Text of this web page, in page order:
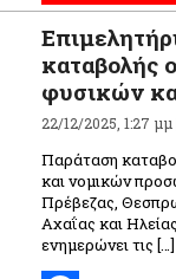
καταβολής
φυσικών
22/12/2025, 1:27
Παράταση
και νομικών
Πρέβεζας,
Αχαΐας και
ενημερώνει τις […]